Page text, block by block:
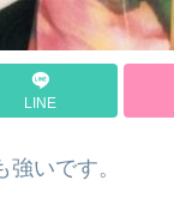
LINE
いです。